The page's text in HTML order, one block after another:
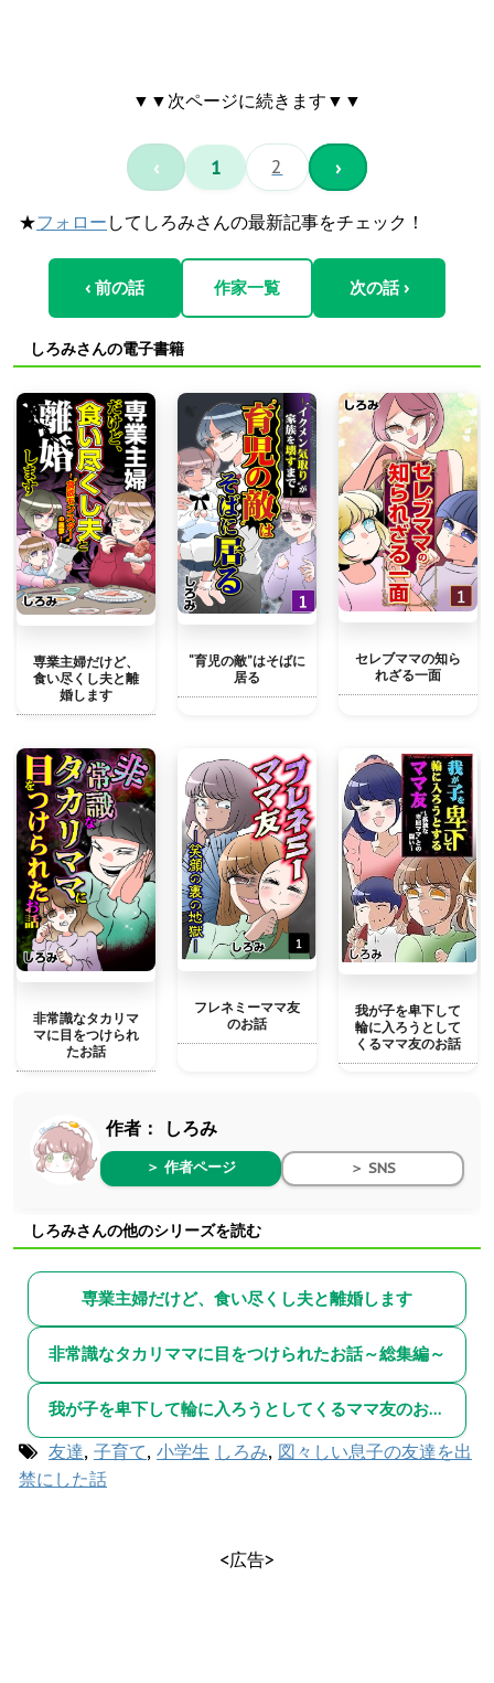
▼▼次ページに続きます▼▼
‹ 1 2 ›
★フォロー してしろみさんの最新記事をチェック！
‹ 前の話 作家一覧 次の話 ›
しろみさんの電子書籍
専業主婦だけど、
食い尽くし夫と離
婚します
“育児の敵”はそばに
居る
セレブママの知ら
れざる一面
非常識なタカリマ
マに目をつけられ
たお話
フレネミーママ友
のお話
我が子を卑下して
輪に入ろうとして
くるママ友のお話
作者： しろみ
＞ 作者ページ ＞ SNS
しろみさんの他のシリーズを読む
専業主婦だけど、食い尽くし夫と離婚します
非常識なタカリママに目をつけられたお話～総集編～
我が子を卑下して輪に入ろうとしてくるママ友のお話～総集編～
友達, 子育て, 小学生 しろみ, 図々しい息子の友達を出
禁にした話
<広告>